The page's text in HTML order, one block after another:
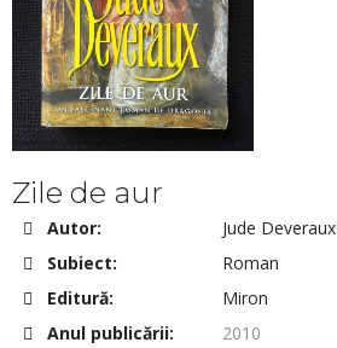
Zile de aur
Autor:
Jude Deveraux
Subiect:
Roman
Editură:
Miron
Anul publicării:
2010